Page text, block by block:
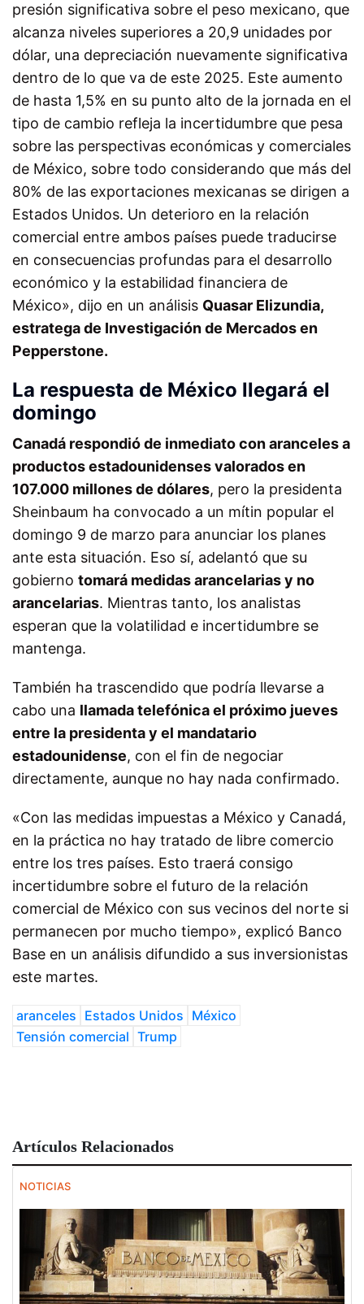
presión significativa sobre el peso mexicano, que
alcanza niveles superiores a 20,9 unidades por
dólar, una depreciación nuevamente significativa
dentro de lo que va de este 2025. Este aumento
de hasta 1,5% en su punto alto de la jornada en el
tipo de cambio refleja la incertidumbre que pesa
sobre las perspectivas económicas y comerciales
de México, sobre todo considerando que más del
80% de las exportaciones mexicanas se dirigen a
Estados Unidos. Un deterioro en la relación
comercial entre ambos países puede traducirse
en consecuencias profundas para el desarrollo
económico y la estabilidad financiera de
México», dijo en un análisis Quasar Elizundia,
estratega de Investigación de Mercados en
Pepperstone.
La respuesta de México llegará el
domingo
Canadá respondió de inmediato con aranceles a
productos estadounidenses valorados en
107.000 millones de dólares, pero la presidenta
Sheinbaum ha convocado a un mítin popular el
domingo 9 de marzo para anunciar los planes
ante esta situación. Eso sí, adelantó que su
gobierno tomará medidas arancelarias y no
arancelarias. Mientras tanto, los analistas
esperan que la volatilidad e incertidumbre se
mantenga.
También ha trascendido que podría llevarse a
cabo una llamada telefónica el próximo jueves
entre la presidenta y el mandatario
estadounidense, con el fin de negociar
directamente, aunque no hay nada confirmado.
«Con las medidas impuestas a México y Canadá,
en la práctica no hay tratado de libre comercio
entre los tres países. Esto traerá consigo
incertidumbre sobre el futuro de la relación
comercial de México con sus vecinos del norte si
permanecen por mucho tiempo», explicó Banco
Base en un análisis difundido a sus inversionistas
este martes.
aranceles Estados Unidos México
Tensión comercial Trump
Artículos Relacionados
NOTICIAS